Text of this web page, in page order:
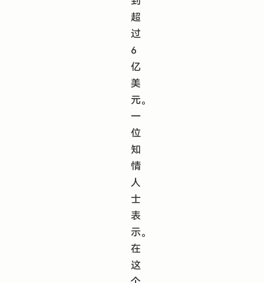
超
过
6
亿
美
元。
一
位
知
情
人
士
表
示。
在
这